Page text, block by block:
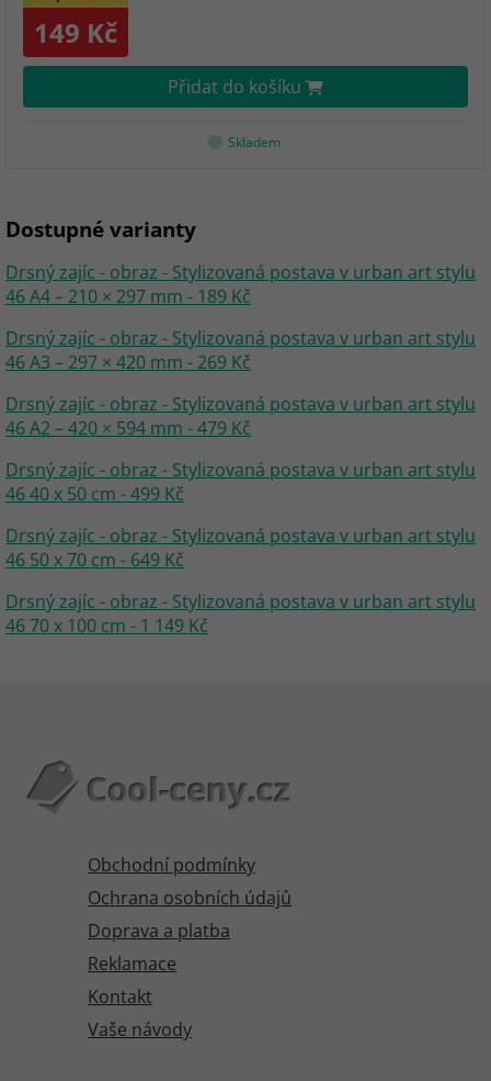
149 Kč
Přidat do košíku
Skladem
Dostupné varianty
Drsný zajíc - obraz - Stylizovaná postava v urban art stylu
46 A4 – 210 × 297 mm - 189 Kč
Drsný zajíc - obraz - Stylizovaná postava v urban art stylu
46 A3 – 297 × 420 mm - 269 Kč
Drsný zajíc - obraz - Stylizovaná postava v urban art stylu
46 A2 – 420 × 594 mm - 479 Kč
Drsný zajíc - obraz - Stylizovaná postava v urban art stylu
46 40 x 50 cm - 499 Kč
Drsný zajíc - obraz - Stylizovaná postava v urban art stylu
46 50 x 70 cm - 649 Kč
Drsný zajíc - obraz - Stylizovaná postava v urban art stylu
46 70 x 100 cm - 1 149 Kč
Obchodní podmínky
Ochrana osobních údajů
Doprava a platba
Reklamace
Kontakt
Vaše návody